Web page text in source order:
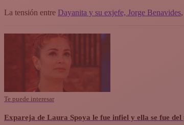
La tensión entre Dayanita y su exjefe, Jorge Benavides
Te puede interesar
Expareja de Laura Spoya le fue infiel y ella se fue del